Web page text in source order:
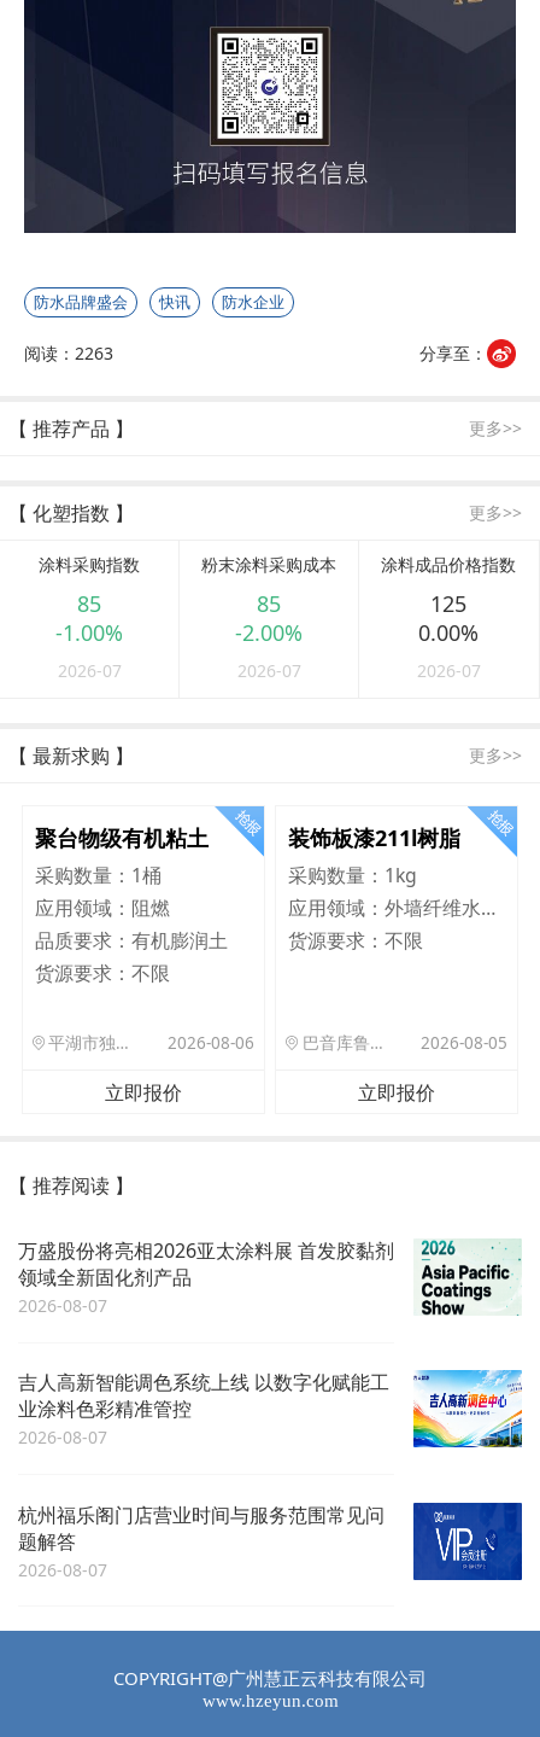
防水品牌盛会 快讯 防水企业
阅读：2263 分享至：
【 推荐产品 】 更多>>
【 化塑指数 】 更多>>
涂料采购指数
85
-1.00%
2026-07
粉末涂料采购成本
85
-2.00%
2026-07
涂料成品价格指数
125
0.00%
2026-07
【 最新求购 】 更多>>
聚台物级有机粘土
采购数量： 1桶
应用领域： 阻燃
品质要求： 有机膨润土
货源要求： 不限
平湖市独山港镇集港路 589 号 2026-08-06
立即报价
装饰板漆211l树脂
采购数量： 1kg
应用领域：
外墙纤维水泥板
货源要求：不限
巴音库鲁提镇,托帕口岸六号库房 2026-08-05
立即报价
【 推荐阅读 】
万盛股份将亮相2026亚太涂料展 首发胶黏剂
领域全新固化剂产品
2026-08-07
吉人高新智能调色系统上线 以数字化赋能工
业涂料色彩精准管控
2026-08-07
杭州福乐阁门店营业时间与服务范围常见问
题解答
2026-08-07
COPYRIGHT@广州慧正云科技有限公司
www.hzeyun.com